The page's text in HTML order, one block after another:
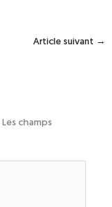
Article suivant →
Les champs